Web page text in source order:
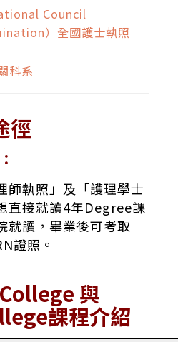
Council
）全國護士執照
科系
徑
師執照」及「護理學士
直接就讀4年Degree課
就讀，畢業後可考取
證照。
與
課程介紹